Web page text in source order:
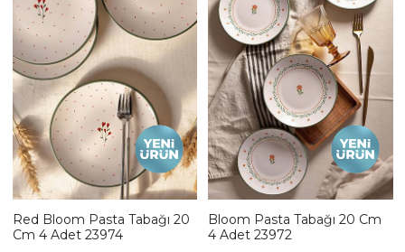
Red Bloom Pasta Tabağı 20
Cm 4 Adet 23974
Bloom Pasta Tabağı 20 Cm
4 Adet 23972